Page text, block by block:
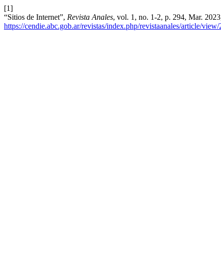
[1]
“Sitios de Internet”, Revista Anales, vol. 1, no. 1-2, p. 294, Mar.
https://cendie.abc.gob.ar/revistas/index.php/revistaanales/article/view/